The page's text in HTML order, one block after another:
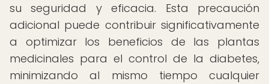
su seguridad y eficacia. Esta precaución
adicional puede contribuir significativamente
a optimizar los beneficios de las plantas
medicinales para el control de la diabetes,
minimizando al mismo tiempo cualquier